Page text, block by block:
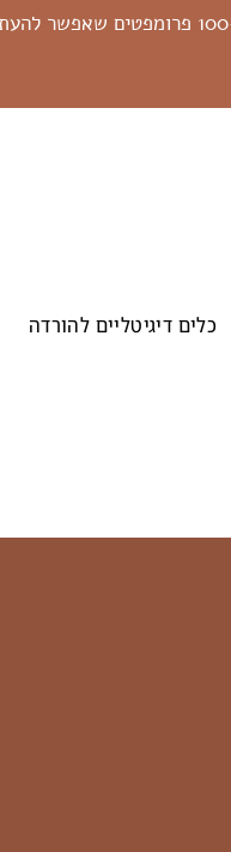
כלים דיגיטליים להורדה
ברורה ונלמד איך לנצח בעידן ה-AI, על ידי יצירת תוכן אנושי וקל
ואוהבים לשתף.